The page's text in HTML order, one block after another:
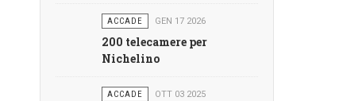
ACCADE GEN 17 2026
200 telecamere per
Nichelino
ACCADE OTT 03 2025